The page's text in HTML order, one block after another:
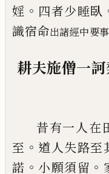
婬 。 四者少睡臥
識宿命出諸經中要事
耕夫施僧一
昔有一人在
至 。 道人失路至
諾 。 小願須留 。